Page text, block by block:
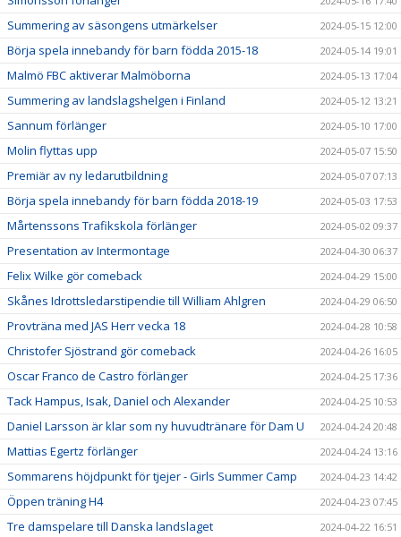
Summering av säsongens utmärkelser 2024-05-15 12:00
Börja spela innebandy för barn födda 2015-18 2024-05-14 19:01
Malmö FBC aktiverar Malmöborna 2024-05-13 17:04
Summering av landslagshelgen i Finland 2024-05-12 13:21
Sannum förlänger 2024-05-10 17:00
Molin flyttas upp 2024-05-07 15:50
Premiär av ny ledarutbildning 2024-05-07 07:13
Börja spela innebandy för barn födda 2018-19 2024-05-03 17:53
Mårtenssons Trafikskola förlänger 2024-05-02 09:37
Presentation av Intermontage 2024-04-30 06:37
Felix Wilke gör comeback 2024-04-29 15:00
Skånes Idrottsledarstipendie till William Ahlgren 2024-04-29 06:50
Provträna med JAS Herr vecka 18 2024-04-28 10:58
Christofer Sjöstrand gör comeback 2024-04-26 16:05
Oscar Franco de Castro förlänger 2024-04-25 17:36
Tack Hampus, Isak, Daniel och Alexander 2024-04-25 10:53
Daniel Larsson är klar som ny huvudtränare för Dam U 2024-04-24 20:48
Mattias Egertz förlänger 2024-04-24 13:16
Sommarens höjdpunkt för tjejer - Girls Summer Camp 2024-04-23 14:42
Öppen träning H4 2024-04-23 07:45
Tre damspelare till Danska landslaget 2024-04-22 16:51